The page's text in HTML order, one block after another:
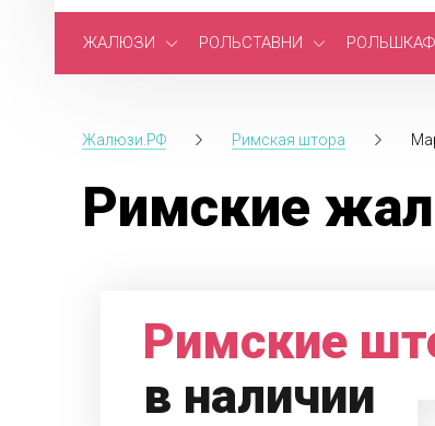
ЖАЛЮЗИ РОЛЬСТАВНИ РОЛЬШКАФ
Жалюзи.РФ Римская штора
Римские
Римские
в наличии